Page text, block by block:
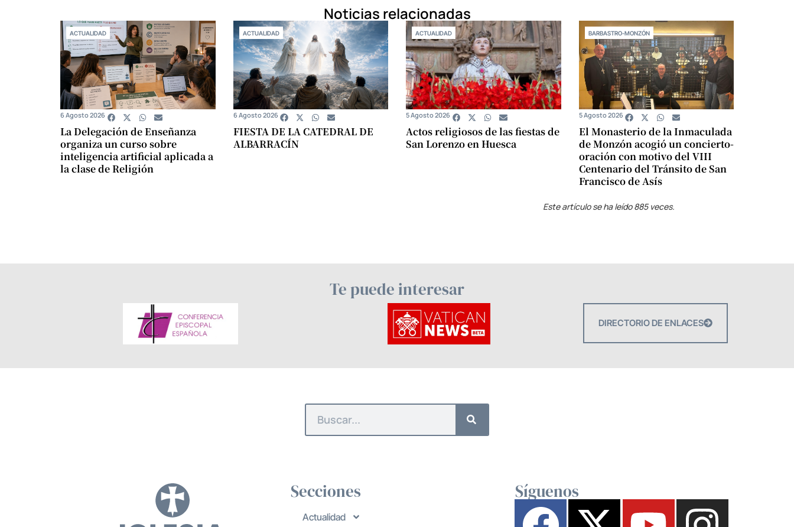
Noticias relacionadas
ACTUALIDAD
La Delegación de Enseñanza
organiza un curso sobre
inteligencia artificial aplicada a
la clase de Religión
6 Agosto 2026
ACTUALIDAD
FIESTA DE LA CATEDRAL DE
ALBARRACÍN
6 Agosto 2026
ACTUALIDAD
Actos religiosos de las fiestas de
San Lorenzo en Huesca
5 Agosto 2026
BARBASTRO-MONZÓN
El Monasterio de la Inmaculada
de Monzón acogió un concierto-
oración con motivo del VIII
Centenario del Tránsito de San
Francisco de Asís
5 Agosto 2026
Este artículo se ha leído 885 veces.
Te puede interesar
DIRECTORIO DE ENLACES
Secciones
Actualidad
Síguenos